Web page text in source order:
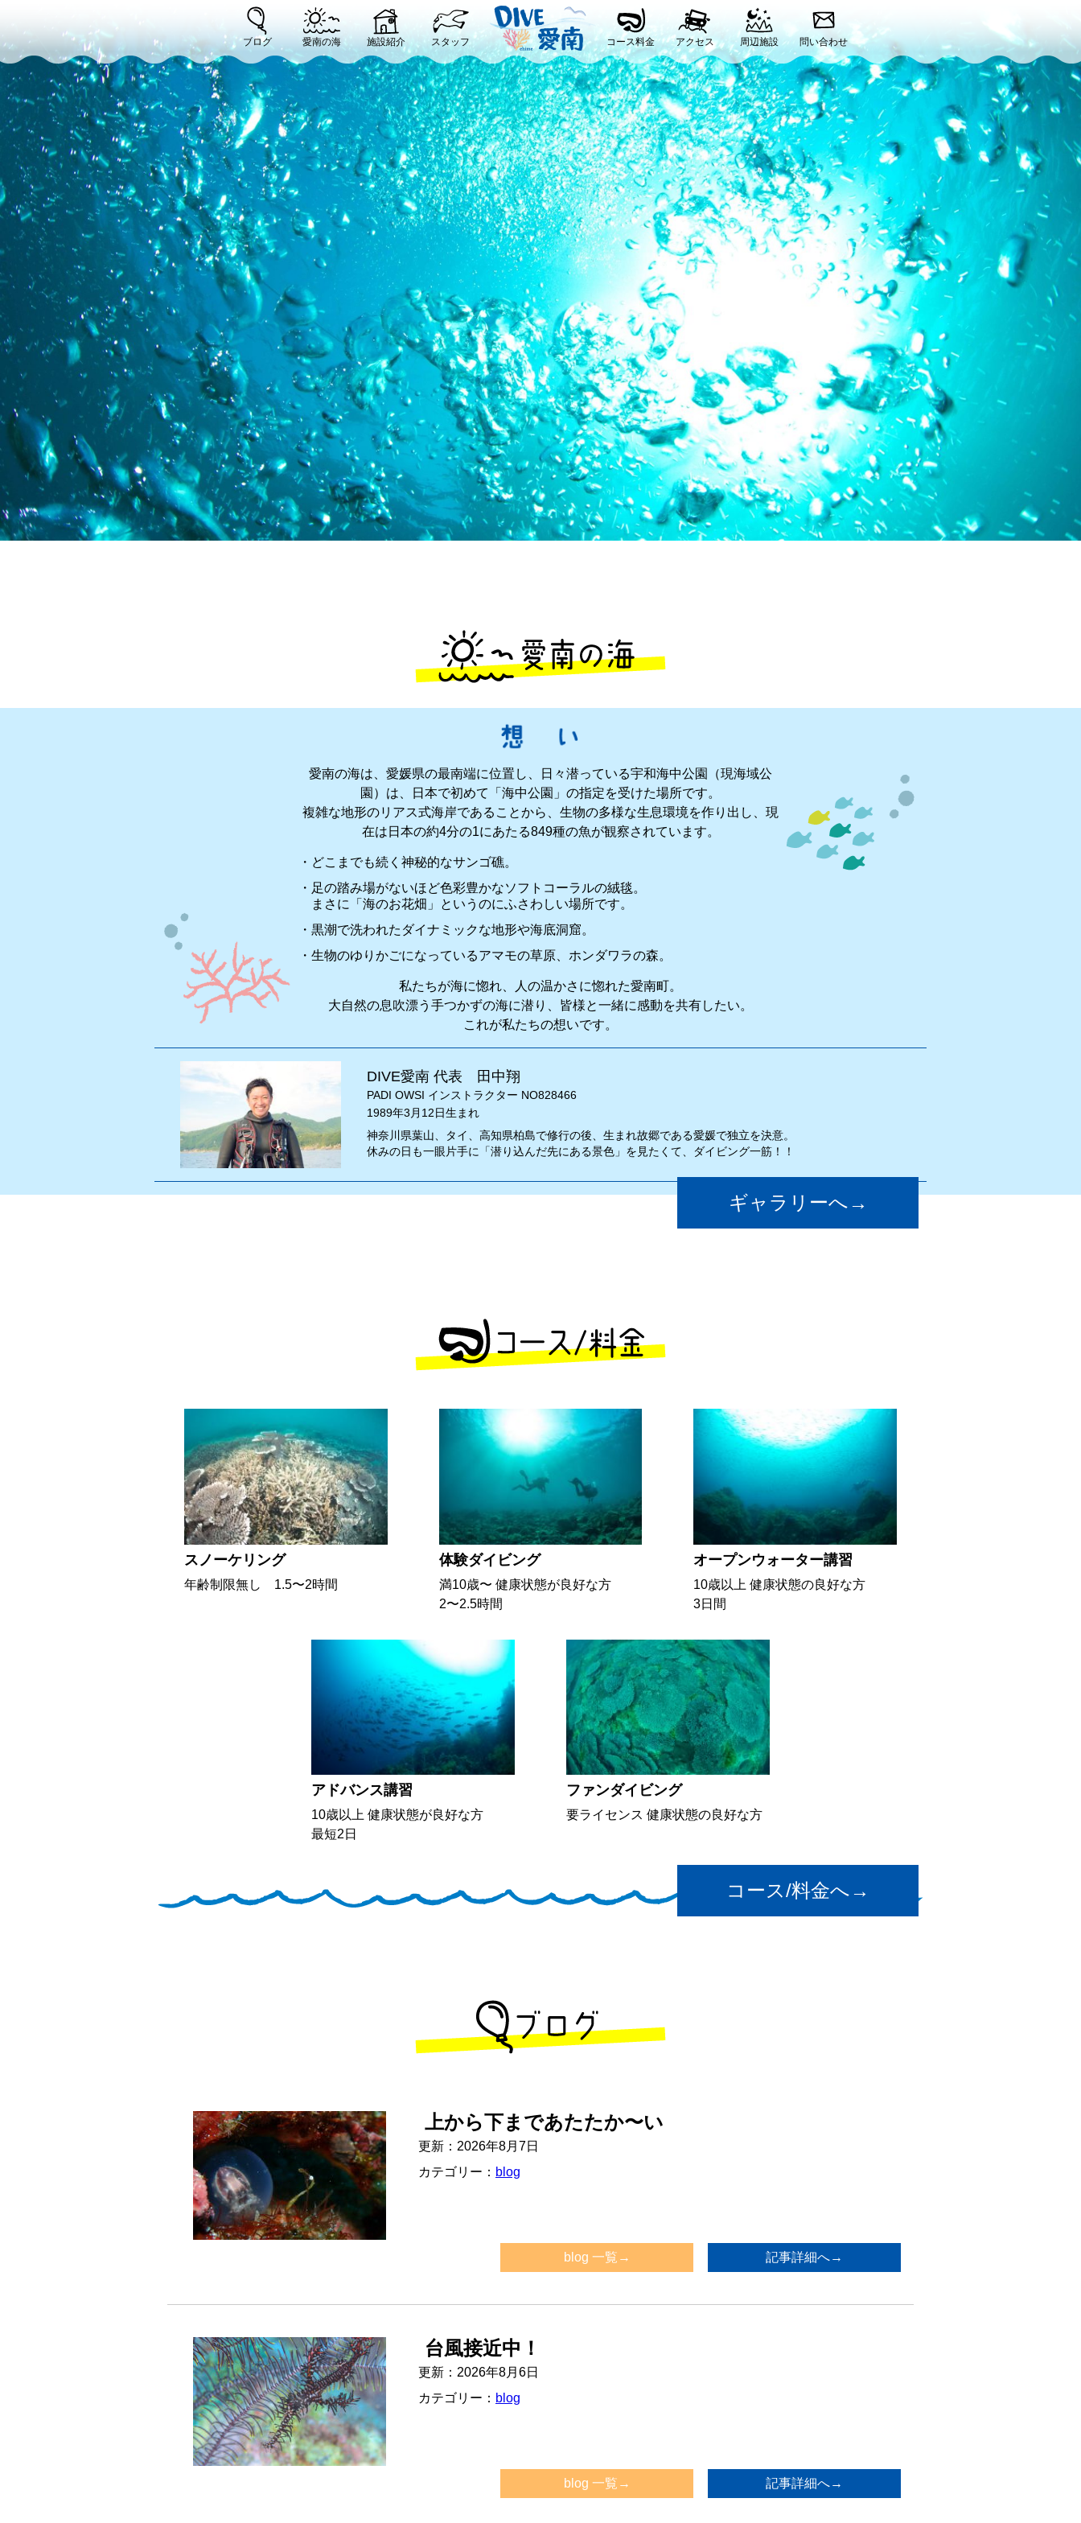
ブログ 愛南の海 施設紹介 スタッフ コース料金 アクセス 周辺施設 問い合わせ
愛南の海は、愛媛県の最南端に位置し、日々潜っている宇和海中公園（現海域公
園）は、日本で初めて「海中公園」の指定を受けた場所です。
複雑な地形のリアス式海岸であることから、生物の多様な生息環境を作り出し、現
在は日本の約4分の1にあたる849種の魚が観察されています。
どこまでも続く神秘的なサンゴ礁。
足の踏み場がないほど色彩豊かなソフトコーラルの絨毯。
まさに「海のお花畑」というのにふさわしい場所です。
黒潮で洗われたダイナミックな地形や海底洞窟。
生物のゆりかごになっているアマモの草原、ホンダワラの森。
私たちが海に惚れ、人の温かさに惚れた愛南町。
大自然の息吹漂う手つかずの海に潜り、皆様と一緒に感動を共有したい。
これが私たちの想いです。
DIVE愛南 代表 田中翔
PADI OWSI インストラクター NO828466
1989年3月12日生まれ
神奈川県葉山、タイ、高知県柏島で修行の後、生まれ故郷である愛媛で独立を決意。
休みの日も一眼片手に「潜り込んだ先にある景色」を見たくて、ダイビング一筋！！
ギャラリーへ→
スノーケリング
年齢制限無し 1.5〜2時間
体験ダイビング
満10歳〜 健康状態が良好な方
2〜2.5時間
オープンウォーター講習
10歳以上 健康状態の良好な方
3日間
アドバンス講習
10歳以上 健康状態が良好な方
最短2日
ファンダイビング
要ライセンス 健康状態の良好な方
コース/料金へ→
上から下まであたたか〜い
更新：2026年8月7日
カテゴリー： blog
blog 一覧→ 記事詳細へ→
台風接近中！
更新：2026年8月6日
カテゴリー： blog
blog 一覧→ 記事詳細へ→